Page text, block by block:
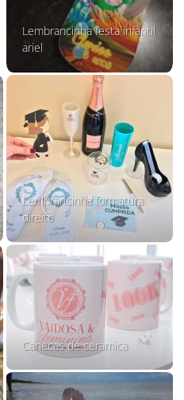
Lembrancinha festa infantil
ariel
Lembrancinha formatura
direito
Canecas de ceramica